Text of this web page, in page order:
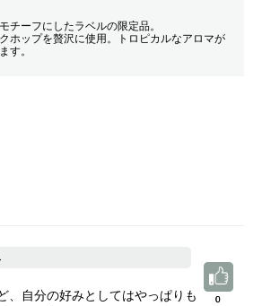
チーフにしたラベルの限定品。
ホップを贅沢に使用。トロピカルなアロマが
す。
、自分の好みとしてはやっぱりも
0
0